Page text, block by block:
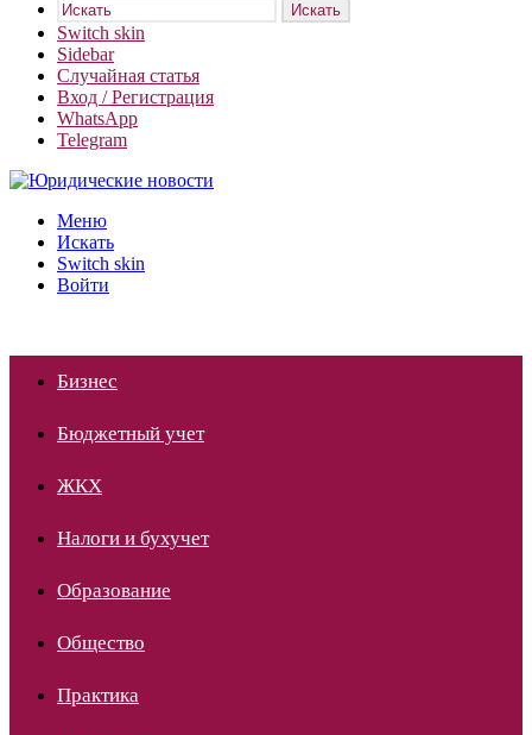
Искать
Switch skin
Sidebar
Случайная статья
Вход / Регистрация
WhatsApp
Telegram
Меню
Искать
Switch skin
Войти
Бизнес
Бюджетный учет
ЖКХ
Налоги и бухучет
Образование
Общество
Практика